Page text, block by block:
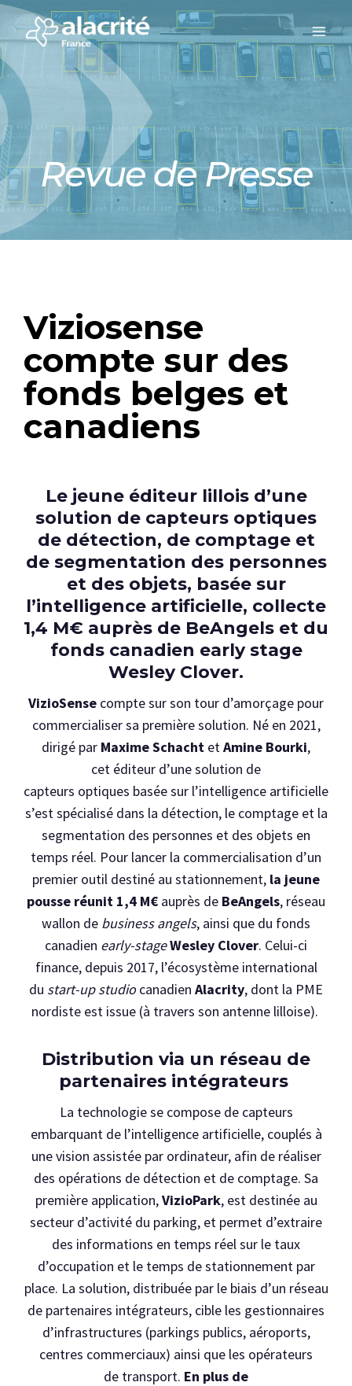
Revue de Presse
Viziosense
compte sur des
fonds belges et
canadiens
Le jeune éditeur lillois d’une
solution de capteurs optiques
de détection, de comptage et
de segmentation des personnes
et des objets, basée sur
l’intelligence artificielle, collecte
1,4 M€ auprès de BeAngels et du
fonds canadien early stage
Wesley Clover.
VizioSense compte sur son tour d’amorçage pour
commercialiser sa première solution. Né en 2021,
dirigé par Maxime Schacht etAmine Bourki,
cet éditeur d’une solution de
capteurs optiques basée sur l’intelligence artificielle
s’est spécialisé dans la détection, le comptage et la
segmentation des personnes et des objets en
temps réel. Pour lancer la commercialisation d’un
premier outil destiné au stationnement, la jeune
pousse réunit 1,4 M€ auprès de BeAngels, réseau
wallon de business angels, ainsi que du fonds
canadien early-stageWesley Clover. Celui-ci
finance, depuis 2017, l’écosystème international
du start-up studiocanadien Alacrity, dont la PME
nordiste est issue (à travers son antenne lilloise).
Distribution via un réseau de
partenaires intégrateurs
La technologie se compose de capteurs
embarquant de l’intelligence artificielle, couplés à
une vision assistée par ordinateur, afin de réaliser
des opérations de détection et de comptage. Sa
première application,VizioPark, est destinée au
secteur d’activité du parking, et permet d’extraire
des informations en temps réel sur le taux
d’occupation et le temps de stationnement par
place. La solution, distribuée par le biais d’un réseau
de partenaires intégrateurs, cible les gestionnaires
d’infrastructures (parkings publics, aéroports,
centres commerciaux) ainsi que les opérateurs
de transport. En plus de